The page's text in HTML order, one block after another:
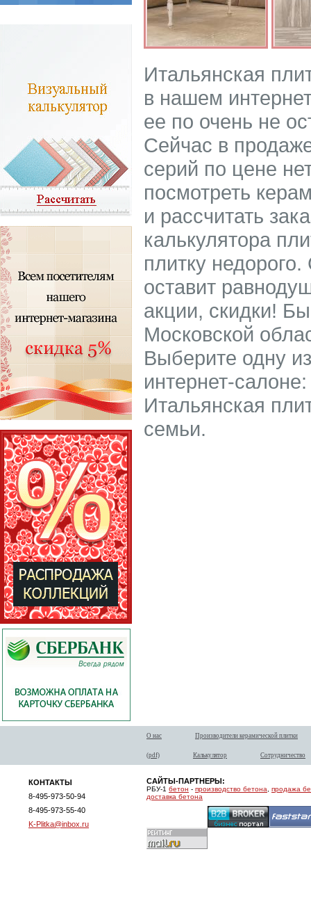
Итальянская
в нашем
ее по очень не
Сейчас в
серий по цене
посмотреть
и рассчитать
калькулятора
плитку
оставит
акции, скидки!
Московской
Выберите одну
интернет-
Итальянская
семьи.
О нас Производители керамической плитки
(pdf) Калькулятор Сотрудничество
КОНТАКТЫ
8-495-973-50-94
8-495-973-55-40
K-Plitka@inbox.ru
САЙТЫ-ПАРТНЕРЫ:
РБУ-1 бетон - производство бетона
продажа
доставка бетона